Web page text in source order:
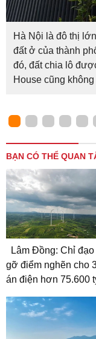
Hà Nội là đô thị
đất ở của thành
đó, đất chia lô
House cũng
BẠN CÓ THỂ QUAN
Lâm Đồng: Chỉ đạo
gỡ điểm nghẽn cho
án điện hơn 75.600